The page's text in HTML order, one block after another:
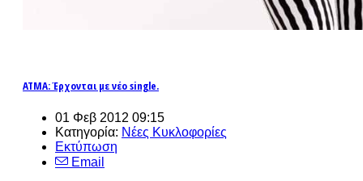
ΑΤΜΑ: Έρχονται με νέο single.
01 Φεβ 2012 09:15
Κατηγορία: Νέες Κυκλοφορίες
Εκτύπωση
Email